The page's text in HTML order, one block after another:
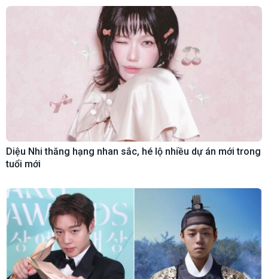
Diệu Nhi thăng hạng nhan sắc, hé lộ nhiều dự án mới trong
tuổi mới